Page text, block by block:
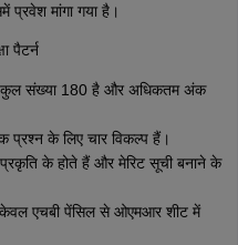
प्रवेश मांगा गया है।
पैटर्न
कुल संख्या 180 है और अधिकतम अंक
प्रश्न के लिए चार विकल्प हैं।
के होते हैं और मेरिट सूची बनाने के
केवल एचबी पेंसिल से ओएमआर शीट में